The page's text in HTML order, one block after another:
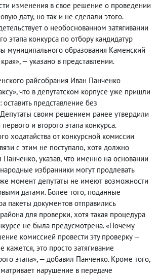
изменения в свое решение о проведении
дату, но так и не сделали этого.
о необоснованном затягивании
этапа конкурса по отбору кандидатур
муниципального образования Каменский
— указано в представлении.
райсобрания Иван Панченко
что в депутатском корпусе уже пришли
представление без
своим решением ранее утвердили
и второго этапа конкурса.
ходатайства от конкурсной комиссии
с этим не поступало, хотя должно
Панченко, указав, что именно на основании
избранники могут продлевать
момент депутаты не имеют возможности
датами. Более того, поданные
пакеты документов отправились
для проверки, хотя такая процедура
не была предусмотрена. «Почему
комиссией провести эту проверку —
кажется, это просто затягивание
этапа», — добавил Панченко. Кроме того,
нарушение в передаче